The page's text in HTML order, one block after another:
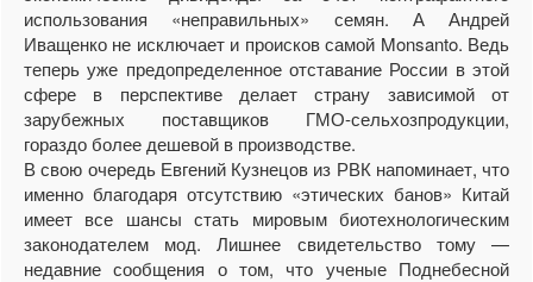
использования «неправильных» семян. А Андрей
Иващенко не исключает и происков самой Monsanto. Ведь
теперь уже предопределенное отставание России в этой
сфере в перспективе делает страну зависимой от
зарубежных поставщиков ГМО-сельхозпродукции,
гораздо более дешевой в производстве.
В свою очередь Евгений Кузнецов из РВК напоминает, что
именно благодаря отсутствию «этических банов» Китай
имеет все шансы стать мировым биотехнологическим
законодателем мод. Лишнее свидетельство тому —
недавние сообщения о том, что ученые Поднебесной